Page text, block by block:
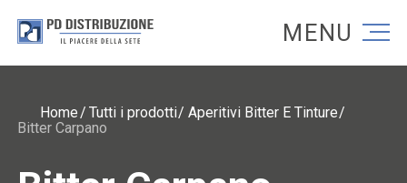
Torna alla homepage
Home Tutti i prodotti
Aperitivi Bitter E Tinture
Bitter Carpano